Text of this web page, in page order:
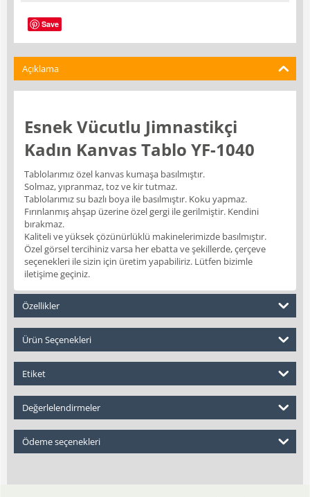
Save
Açıklama
Esnek Vücutlu Jimnastikçi
Kadın Kanvas Tablo YF-1040
Tablolarımız özel kanvas kumaşa basılmıştır.
Solmaz, yıpranmaz, toz ve kir tutmaz.
Tablolarımız su bazlı boya ile basılmıştır. Koku yapmaz.
Fırınlanmış ahşap üzerine özel gergi ile gerilmiştir. Kendini
bırakmaz.
Kaliteli ve yüksek çözünürlüklü makinelerimizde basılmıştır.
Özel görsel tercihiniz varsa her ebatta ve şekillerde, çerçeve
seçenekleri ile sizin için üretim yapabiliriz. Lütfen bizimle
iletişime geçiniz.
Özellikler
Ürün Seçenekleri
Etiket
Değerlelendirmeler
Ödeme seçenekleri